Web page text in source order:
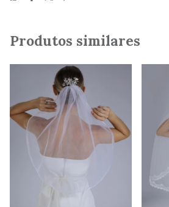
Produtos similares